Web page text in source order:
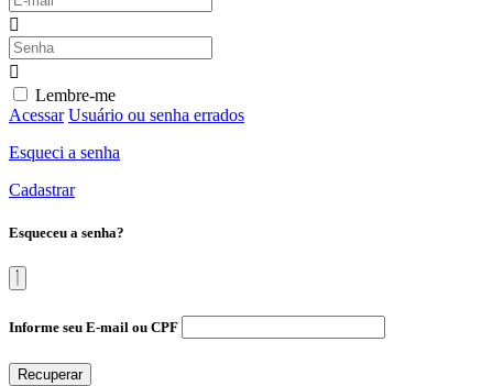
Lembre-me
Acessar Usuário ou senha errados
Esqueci a senha
Cadastrar
Esqueceu a senha?
Informe seu E-mail ou CPF
Recuperar